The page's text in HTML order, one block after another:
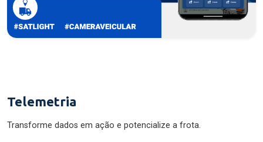
Telemetria
Transforme dados em ação e potencialize a frota.